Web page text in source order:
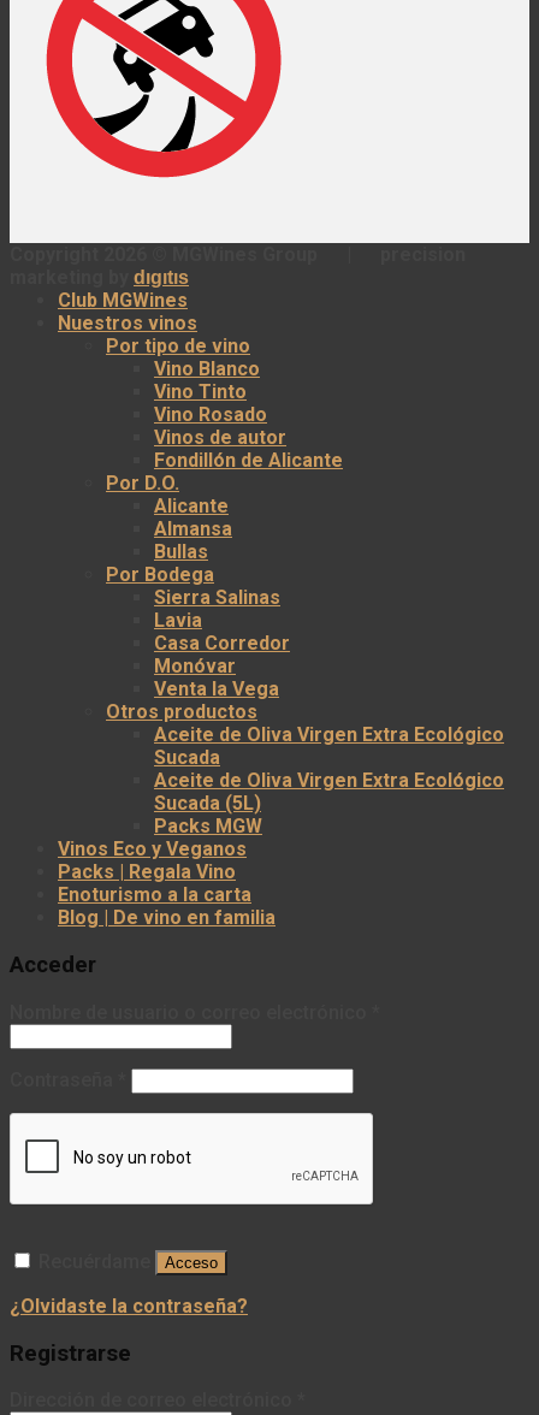
dıgıtıs
Club MGWines
Nuestros vinos
Por tipo de vino
Vino Blanco
Vino Tinto
Vino Rosado
Vinos de autor
Fondillón de Alicante
Por D.O.
Alicante
Almansa
Bullas
Por Bodega
Sierra Salinas
Lavia
Casa Corredor
Monóvar
Venta la Vega
Otros productos
Aceite de Oliva Virgen Extra Ecológico
Sucada
Aceite de Oliva Virgen Extra Ecológico
Sucada (5L)
Packs MGW
Vinos Eco y Veganos
Packs | Regala Vino
Enoturismo a la carta
Blog | De vino en familia
Acceder
Acceso
¿Olvidaste la contraseña?
Registrarse